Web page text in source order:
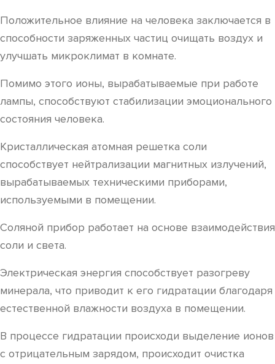
Положительное влияние на человека заключается в
способности заряженных частиц очищать воздух и
улучшать микроклимат в комнате.
Помимо этого ионы, вырабатываемые при работе
лампы, способствуют стабилизации эмоционального
состояния человека.
Кристаллическая атомная решетка соли
способствует нейтрализации магнитных излучений,
вырабатываемых техническими приборами,
используемыми в помещении.
Соляной прибор работает на основе взаимодействия
соли и света.
Электрическая энергия способствует разогреву
минерала, что приводит к его гидратации благодаря
естественной влажности воздуха в помещении.
В процессе гидратации происходи выделение ионов
с отрицательным зарядом, происходит очистка